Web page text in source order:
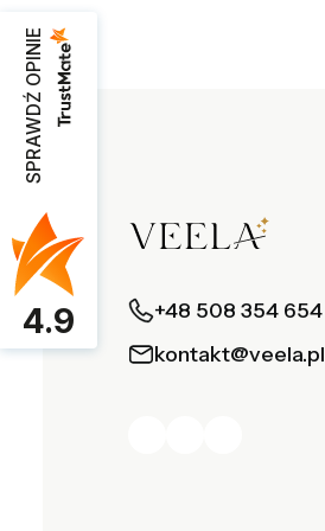
+48 508 354 654
kontakt@veela.pl
SPRAWDŹ OPINIE
4.9